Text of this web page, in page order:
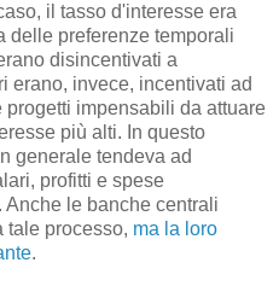
il tasso d'interesse era
delle preferenze temporali
disincentivati a
erano, invece, incentivati ad
impensabili da attuare
più alti. In questo
generale tendeva ad
profitti e spese
le banche centrali
tale processo, ma la loro
.